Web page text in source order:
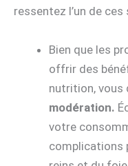
ressentez l’un de ces
Bien que les
offrir des
nutrition, vous
modération.
votre
complications